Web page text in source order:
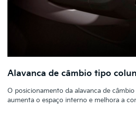
Alavanca de câmbio tipo
O posicionamento da alavanca de
aumenta o espaço interno e melhora a